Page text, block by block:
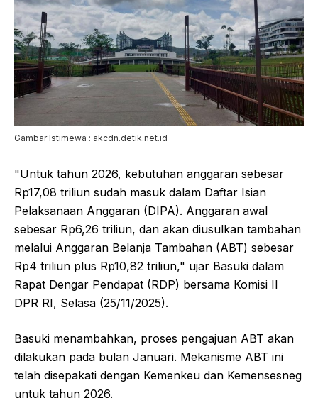
Gambar Istimewa : akcdn.detik.net.id
"Untuk tahun 2026, kebutuhan anggaran sebesar
Rp17,08 triliun sudah masuk dalam Daftar Isian
Pelaksanaan Anggaran (DIPA). Anggaran awal
sebesar Rp6,26 triliun, dan akan diusulkan tambahan
melalui Anggaran Belanja Tambahan (ABT) sebesar
Rp4 triliun plus Rp10,82 triliun," ujar Basuki dalam
Rapat Dengar Pendapat (RDP) bersama Komisi II
DPR RI, Selasa (25/11/2025).
Basuki menambahkan, proses pengajuan ABT akan
dilakukan pada bulan Januari. Mekanisme ABT ini
telah disepakati dengan Kemenkeu dan Kemensesneg
untuk tahun 2026.